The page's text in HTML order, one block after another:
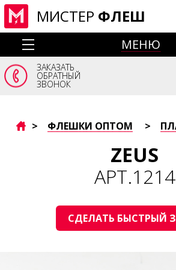
МЕНЮ
МИСТЕР ФЛЕШ
ЗАКАЗАТЬ
ОБРАТНЫЙ
ЗВОНОК
> ФЛЕШКИ ОПТОМ >
ZEUS
АРТ.1214
СДЕЛАТЬ БЫСТРЫЙ